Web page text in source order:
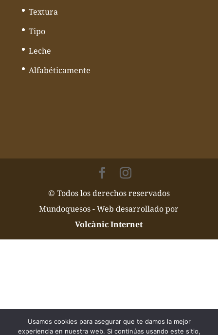
Textura
Tipo
Leche
Alfabéticamente
© Todos los derechos reservados
Mundoquesos - Web desarrollado por
Volcànic Internet
Usamos cookies para asegurar que te damos la mejor
experiencia en nuestra web. Si continúas usando este sitio,